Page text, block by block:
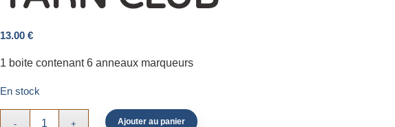
13.00 €
1 boite contenant 6 anneaux marqueurs
En stock
Ajouter au panier